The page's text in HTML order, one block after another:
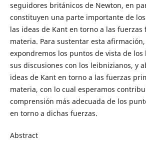
seguidores británicos de Newton, en
constituyen una parte importante de
las ideas de Kant en torno a las
materia. Para sustentar esta
expondremos los puntos de vista de
sus discusiones con los leibnizianos, y
ideas de Kant en torno a las fuerzas
materia, con lo cual esperamos
comprensión más adecuada de los
en torno a dichas fuerzas.
Abstract